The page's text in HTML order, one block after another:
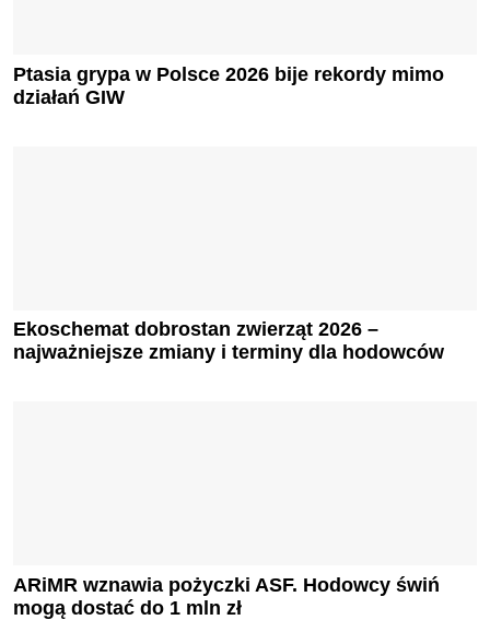
Ptasia grypa w Polsce 2026 bije rekordy mimo
działań GIW
Ekoschemat dobrostan zwierząt 2026 –
najważniejsze zmiany i terminy dla hodowców
ARiMR wznawia pożyczki ASF. Hodowcy świń
mogą dostać do 1 mln zł